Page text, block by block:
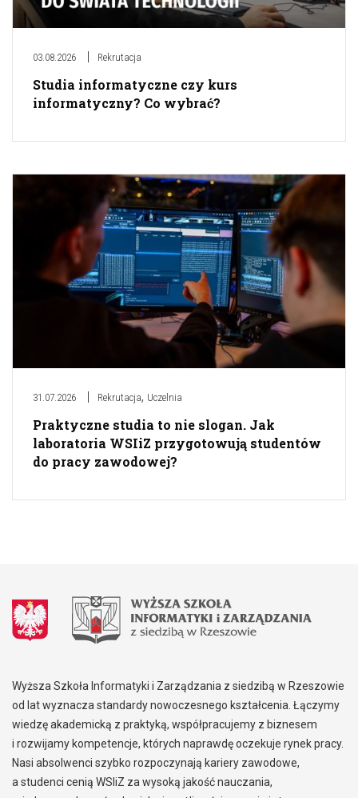
03.08.2026 Rekrutacja
Studia informatyczne czy kurs
informatyczny? Co wybrać?
31.07.2026 Rekrutacja, Uczelnia
Praktyczne studia to nie slogan. Jak
laboratoria WSIiZ przygotowują studentów
do pracy zawodowej?
Wyższa Szkoła Informatyki i Zarządzania z siedzibą w Rzeszowie
od lat wyznacza standardy nowoczesnego kształcenia. Łączymy
wiedzę akademicką z praktyką, współpracujemy z biznesem
i rozwijamy kompetencje, których naprawdę oczekuje rynek pracy.
Nasi absolwenci szybko rozpoczynają kariery zawodowe,
a studenci cenią WSIiZ za wysoką jakość nauczania,